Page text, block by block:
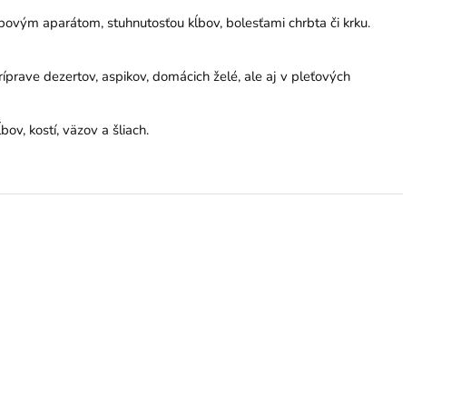
aparátom, stuhnutosťou kĺbov, bolesťami chrbta či krku.
dezertov, aspikov, domácich želé, ale aj v pleťových
kostí, väzov a šliach.